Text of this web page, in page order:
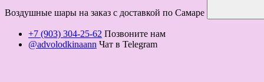
Воздушные шары на заказ с доставкой по Самаре
+7 (903) 304-25-62 Позвоните нам
@advolodkinaann Чат в Telegram